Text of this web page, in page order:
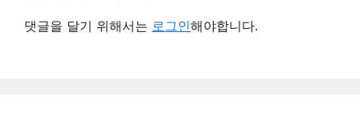
댓글을 달기 위해서는 로그인해야합니다.